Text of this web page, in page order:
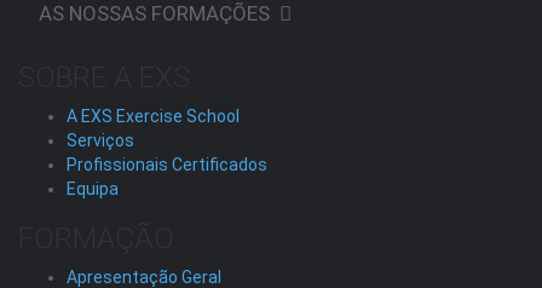
AS NOSSAS FORMAÇÕES
A EXS Exercise School
Serviços
Profissionais Certificados
Equipa
Apresentação Geral